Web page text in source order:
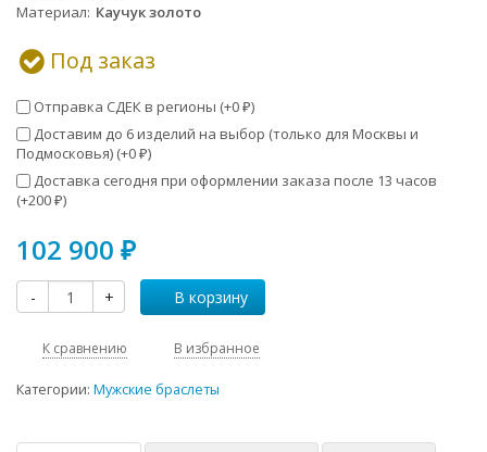
Материал Каучук золото
Под заказ
Отправка СДЕК в регионы (+0 ₽)
Доставим до 6 изделий на выбор (только для Москвы и
Подмосковья) (+0 ₽)
Доставка сегодня при оформлении заказа после 13 часов
(+200 ₽)
102 900 ₽
- + В корзину
К сравнению В избранное
Категории: Мужские браслеты